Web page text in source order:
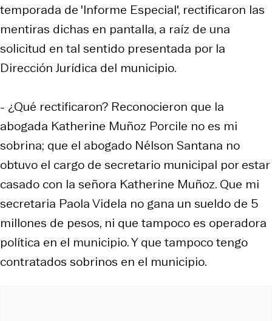
temporada de 'Informe Especial', rectificaron las
mentiras dichas en pantalla, a raíz de una
solicitud en tal sentido presentada por la
Dirección Jurídica del municipio.
- ¿Qué rectificaron? Reconocieron que la
abogada Katherine Muñoz Porcile no es mi
sobrina; que el abogado Nélson Santana no
obtuvo el cargo de secretario municipal por estar
casado con la señora Katherine Muñoz. Que mi
secretaria Paola Videla no gana un sueldo de 5
millones de pesos, ni que tampoco es operadora
política en el municipio. Y que tampoco tengo
contratados sobrinos en el municipio.